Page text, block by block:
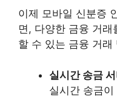
이제 모바일 신분증
면, 다양한 금융 거
할 수 있는 금융 거래
실시간 송금
실시간 송금